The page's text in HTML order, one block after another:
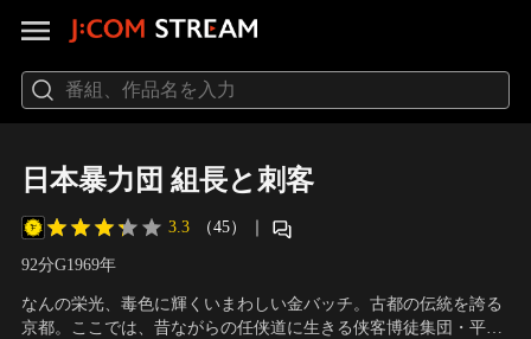
日本暴力団 組長と刺客
3.3 （45） ｜
92分G1969年
なんの栄光、毒色に輝くいまわしい金バッチ。古都の伝統を誇る
京都。ここでは、昔ながらの任侠道に生きる侠客博徒集団・平安